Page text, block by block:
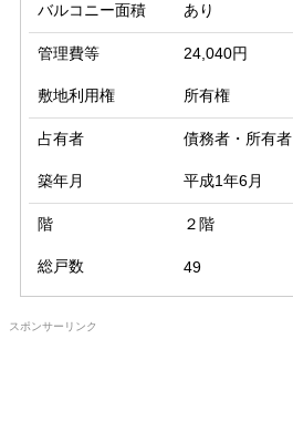
バルコニー面積 あり
管理費等 24,040円
敷地利用権 所有権
占有者 債務者・所有者
築年月 平成1年6月
階 ２階
総戸数 49
スポンサーリンク